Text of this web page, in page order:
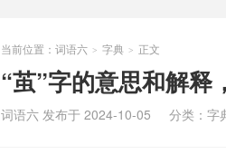
当前位置： 词语六 > 字典 > 正文
“茧”字的意思和解释
词语六 发布于 2024-10-05 分类： 字